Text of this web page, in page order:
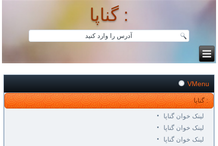
گناپا :
VMenu
گناپا :
لینک خوان گناپا
لینک خوان گناپا
لینک خوان گناپا